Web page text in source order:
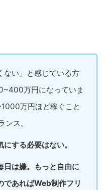
ない」と感じている方
万円になっていま
万円ほど稼ぐこと
ス。
する必要はない。
日は嫌。もっと自由に
であればWeb制作フリ